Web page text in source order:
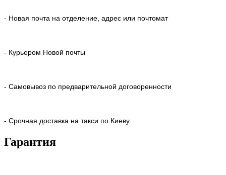
- Новая почта на отделение, адрес или почтомат
- Курьером Новой почты
- Самовывоз по предварительной договоренности
- Срочная доставка на такси по Киеву
Гарантия